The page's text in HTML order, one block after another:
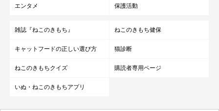
エンタメ 保護活動
雑誌『ねこのきもち』 ねこのきもち健保
キャットフードの正しい選び方 猫診断
ねこのきもちクイズ 購読者専用ページ
いぬ・ねこのきもちアプリ